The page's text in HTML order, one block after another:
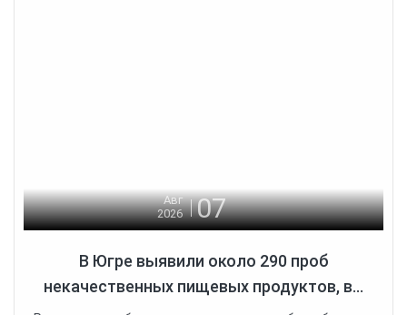
Авг
2026
07
В Югре выявили около 290 проб
некачественных пищевых продуктов, в...